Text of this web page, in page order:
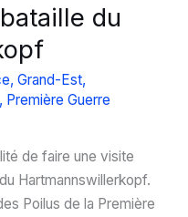
du
, Grand-Est,
Première Guerre
de faire une visite
Hartmannswillerkopf.
Poilus de la Première